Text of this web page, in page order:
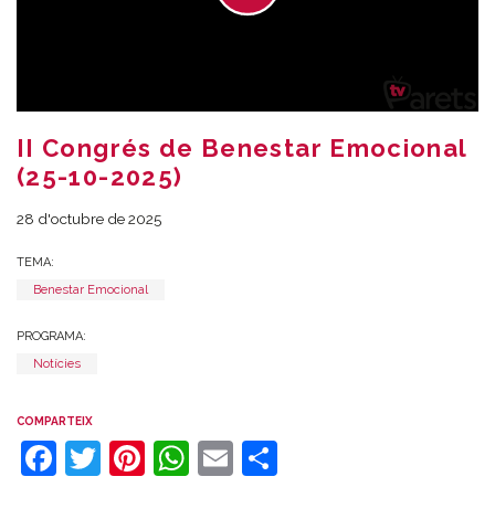
II Congrés de Benestar Emocional
(25-10-2025)
28 d'octubre de 2025
TEMA:
Benestar Emocional
PROGRAMA:
Notícies
COMPARTEIX
Facebook
Twitter
Pinterest
WhatsApp
Email